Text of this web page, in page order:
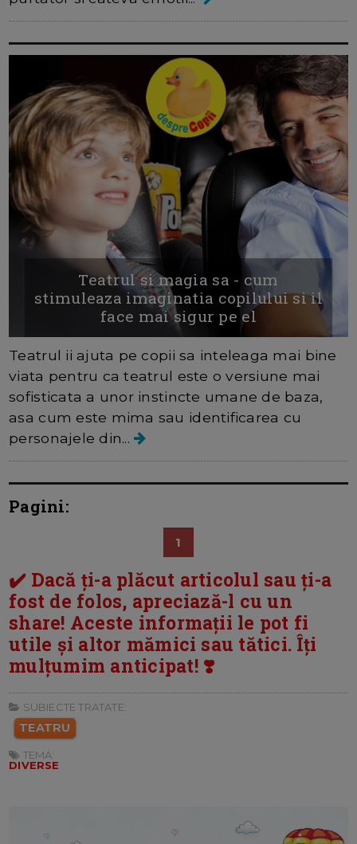
Teatrul si magia sa - cum
stimuleaza imaginatia copilului si il
face mai sigur pe el
Teatrul ii ajuta pe copii sa inteleaga mai bine
viata pentru ca teatrul este o versiune mai
sofisticata a unor instincte umane de baza,
asa cum este mima sau identificarea cu
personajele din...
Pagini:
1
✔️ Dacă ți-a plăcut articolul sau ți-a
fost de folos, apreciază-l cu un
share! Aceste informații le pot fi
utile și altor mămici sau tătici. Îți
mulțumim anticipat! ❣️
SUBIECTE TRATATE:
TEATRU
TEMA:
DIVERSE